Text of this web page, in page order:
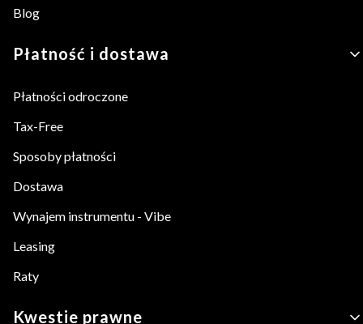
Blog
Płatność i dostawa
Płatności odroczone
Tax-Free
Sposoby płatności
Dostawa
Wynajem instrumentu - Vibe
Leasing
Raty
Kwestie prawne